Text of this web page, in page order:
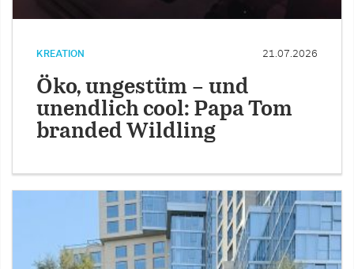
KREATION 21.07.2026
Öko, ungestüm – und
unendlich cool: Papa Tom
branded Wildling